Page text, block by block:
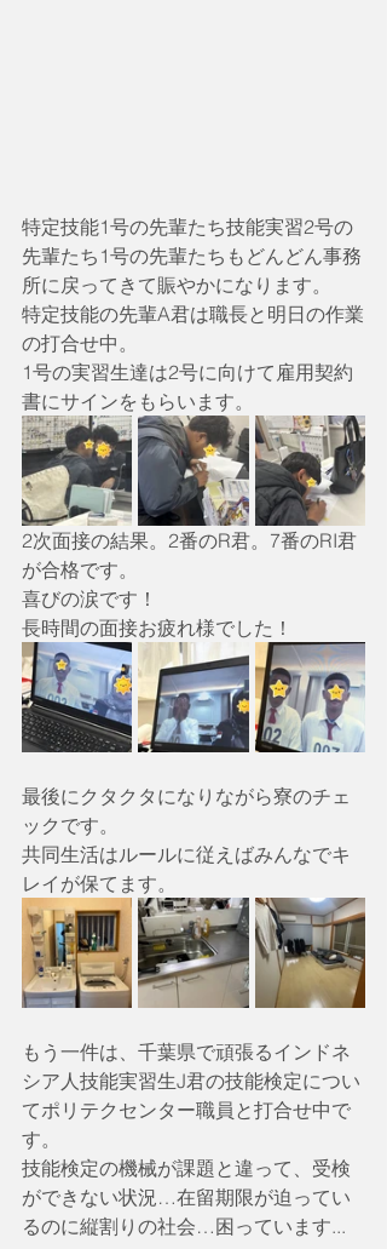
特定技能1号の先輩たち技能実習2号の
先輩たち1号の先輩たちもどんどん事務
所に戻ってきて賑やかになります。
特定技能の先輩A君は職長と明日の作業
の打合せ中。
1号の実習生達は2号に向けて雇用契約
書にサインをもらいます。
2次面接の結果。2番のR君。7番のRI君
が合格です。
喜びの涙です！
長時間の面接お疲れ様でした！
最後にクタクタになりながら寮のチェ
ックです。
共同生活はルールに従えばみんなでキ
レイが保てます。
もう一件は、千葉県で頑張るインドネ
シア人技能実習生J君の技能検定につい
てポリテクセンター職員と打合せ中で
す。
技能検定の機械が課題と違って、受検
ができない状況…在留期限が迫ってい
るのに縦割りの社会…困っています...